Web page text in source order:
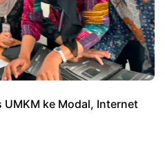
UMKM ke Modal, Internet